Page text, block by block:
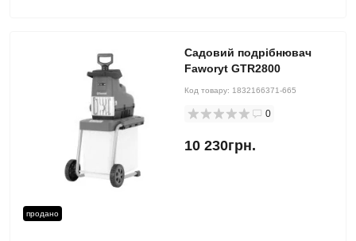
продано
Садовий подрібнювач
Faworyt GTR2800
Код товару: 1832166371-665
0
10 230грн.